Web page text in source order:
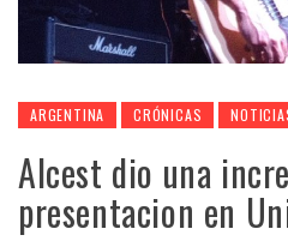
ARGENTINA CRÓNICAS
Alcest dio una
presentacion en